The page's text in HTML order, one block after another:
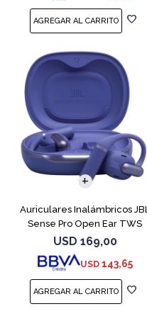
Auriculares Inalámbricos JBL
Sense Pro Open Ear TWS
Azul
USD 169,00
USD 143,65